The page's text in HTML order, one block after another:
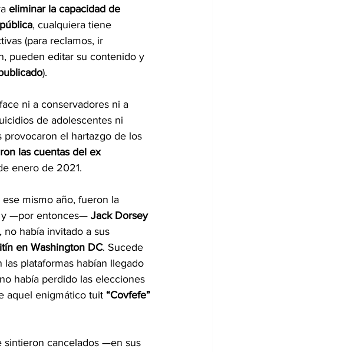
eliminar la capacidad de
, cualquiera tiene
(para reclamos, ir
pueden editar su contenido y
).
ni a conservadores ni a
de adolescentes ni
provocaron el hartazgo de los
las cuentas del ex
enero de 2021.
ese mismo año, fueron la
y —por entonces— Jack Dorsey
había invitado a sus
en Washington DC. Sucede
plataformas habían llegado
había perdido las elecciones
aquel enigmático tuit “Covfefe”
sintieron cancelados —en sus